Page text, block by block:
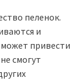
пеленок.
и
может привести
смогут